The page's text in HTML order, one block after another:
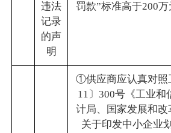
违法
记录
的声
明
罚款”标准高于200万
①供应商应认真对照
11〕300号《工业和
计局、国家发展和
关于印发中小企业